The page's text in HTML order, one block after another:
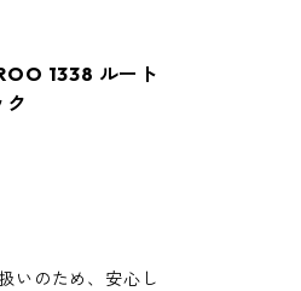
1338 ルート
いのため、安心し